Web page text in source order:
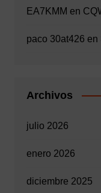
EA7KMM en
paco 30at426 en
Archivos
julio 2026
enero 2026
diciembre 2025